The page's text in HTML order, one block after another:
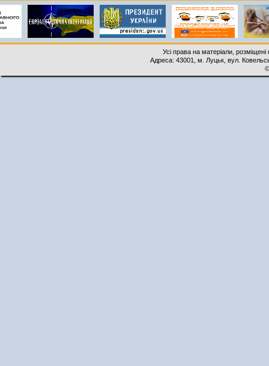
Усі права на матеріали,
Адреса: 43001, м. Луцьк, вул.